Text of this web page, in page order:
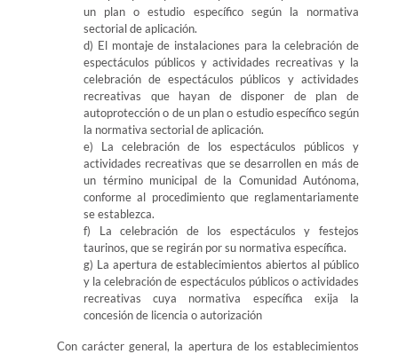
un plan o estudio específico según la normativa
sectorial de aplicación.
d) El montaje de instalaciones para la celebración de
espectáculos públicos y actividades recreativas y la
celebración de espectáculos públicos y actividades
recreativas que hayan de disponer de plan de
autoprotección o de un plan o estudio específico según
la normativa sectorial de aplicación.
e) La celebración de los espectáculos públicos y
actividades recreativas que se desarrollen en más de
un término municipal de la Comunidad Autónoma,
conforme al procedimiento que reglamentariamente
se establezca.
f) La celebración de los espectáculos y festejos
taurinos, que se regirán por su normativa específica.
g) La apertura de establecimientos abiertos al público
y la celebración de espectáculos públicos o actividades
recreativas cuya normativa específica exija la
concesión de licencia o autorización
Con carácter general, la apertura de los establecimientos